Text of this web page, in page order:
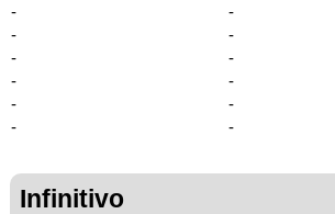
-
-
-
-
-
-
-
-
-
-
-
-
Infinitivo